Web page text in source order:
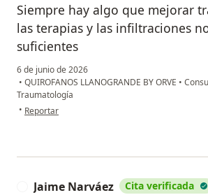
Siempre hay algo que mejorar
las terapias y las infiltraciones
suficientes
6 de junio de 2026
• QUIROFANOS LLANOGRANDE BY ORVE •
Traumatología
• en opinión del usuario Andrea
Reportar
Jaime Narváez Cita verificada